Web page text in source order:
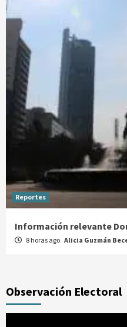
Reportes
Información relevante
8 horas ago Alicia Guzmán
Observación Electoral